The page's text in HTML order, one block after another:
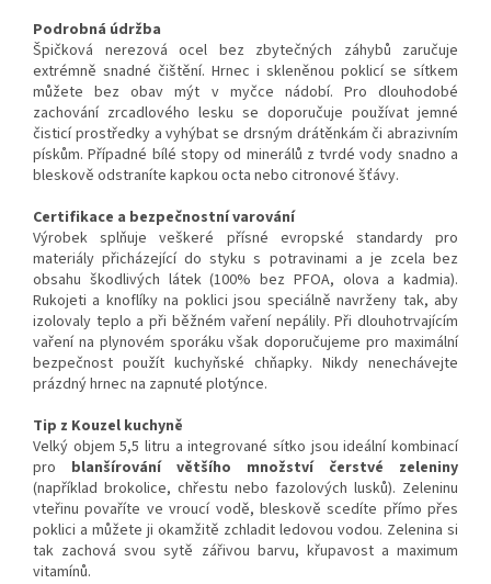
Podrobná údržba
Špičková nerezová ocel bez zbytečných záhybů zaručuje
extrémně snadné čištění. Hrnec i skleněnou poklicí se sítkem
můžete bez obav mýt v myčce nádobí. Pro dlouhodobé
zachování zrcadlového lesku se doporučuje používat jemné
čisticí prostředky a vyhýbat se drsným drátěnkám či abrazivním
pískům. Případné bílé stopy od minerálů z tvrdé vody snadno a
bleskově odstraníte kapkou octa nebo citronové šťávy.
Certifikace a bezpečnostní varování
Výrobek splňuje veškeré přísné evropské standardy pro
materiály přicházející do styku s potravinami a je zcela bez
obsahu škodlivých látek (100% bez PFOA, olova a kadmia).
Rukojeti a knoflíky na poklici jsou speciálně navrženy tak, aby
izolovaly teplo a při běžném vaření nepálily. Při dlouhotrvajícím
vaření na plynovém sporáku však doporučujeme pro maximální
bezpečnost použít kuchyňské chňapky. Nikdy nenechávejte
prázdný hrnec na zapnuté plotýnce.
Tip z Kouzel kuchyně
Velký objem 5,5 litru a integrované sítko jsou ideální kombinací
pro blanšírování většího množství čerstvé zeleniny
(například brokolice, chřestu nebo fazolových lusků). Zeleninu
vteřinu povaříte ve vroucí vodě, bleskově scedíte přímo přes
poklici a můžete ji okamžitě zchladit ledovou vodou. Zelenina si
tak zachová svou sytě zářivou barvu, křupavost a maximum
vitamínů.